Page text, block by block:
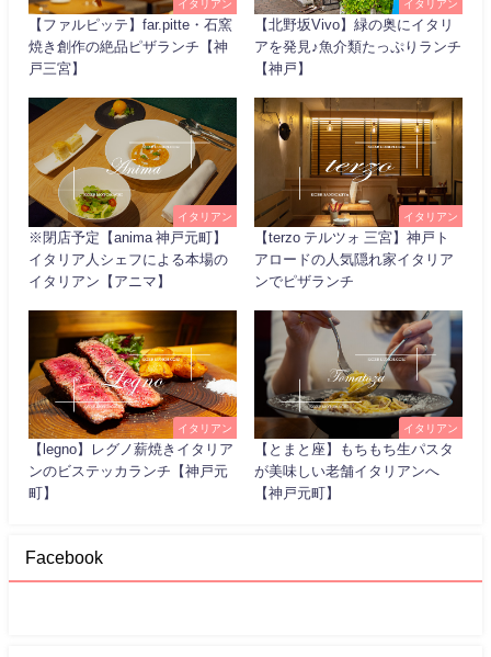
イタリアン
【ファルピッテ】far.pitte・石窯
焼き創作の絶品ピザランチ【神
戸三宮】
イタリアン
【北野坂Vivo】緑の奥にイタリ
アを発見♪魚介類たっぷりランチ
【神戸】
イタリアン
※閉店予定【anima 神戸元町】
イタリア人シェフによる本場の
イタリアン【アニマ】
イタリアン
【terzo テルツォ 三宮】神戸ト
アロードの人気隠れ家イタリア
ンでピザランチ
イタリアン
【legno】レグノ薪焼きイタリア
ンのビステッカランチ【神戸元
町】
イタリアン
【とまと座】もちもち生パスタ
が美味しい老舗イタリアンへ
【神戸元町】
Facebook